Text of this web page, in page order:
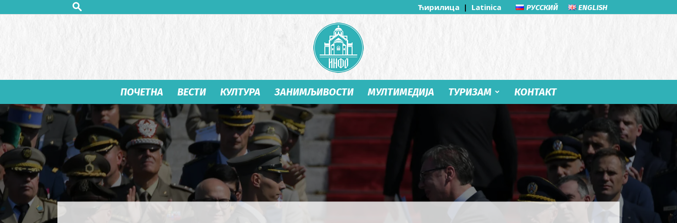
Ћирилица | Latinica РУССКИЙ ENGLISH
Студеница
Инфо
ПОЧЕТНА ВЕСТИ КУЛТУРА ЗАНИМЉИВОСТИ МУЛТИМЕДИЈА ТУРИЗАМ КОНТАКТ